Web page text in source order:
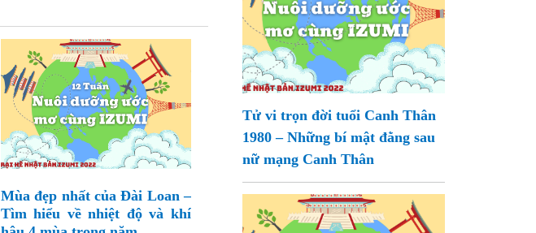
Mùa đẹp nhất của Đài Loan –
Tìm hiểu về nhiệt độ và khí
Tử vi trọn đời tuổi Canh Thân
1980 – Những bí mật đằng sau
nữ mạng Canh Thân